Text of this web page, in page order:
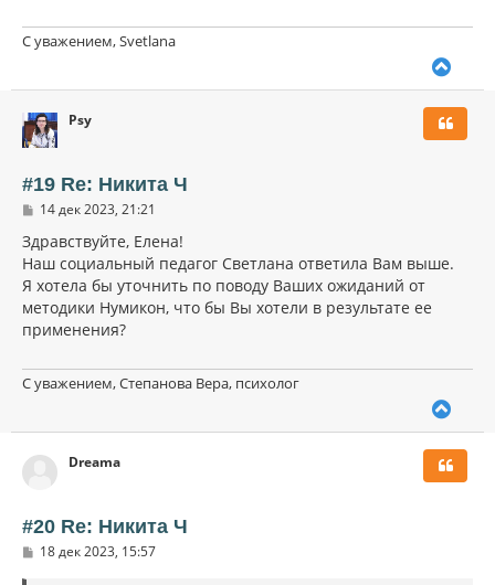
С уважением, Svetlana
у
Psy
#19 Re: Никита Ч
С
о
б
щ
е
н
и
е
14 дек 2023, 21:21
Здравствуйте, Елена!
Наш социальный педагог Светлана ответила Вам выше.
Я хотела бы уточнить по поводу Ваших ожиданий от
методики Нумикон, что бы Вы хотели в результате ее
применения?
С уважением, Степанова Вера, психолог
у
Dreama
#20 Re: Никита Ч
С18 дек 2023, 15:57